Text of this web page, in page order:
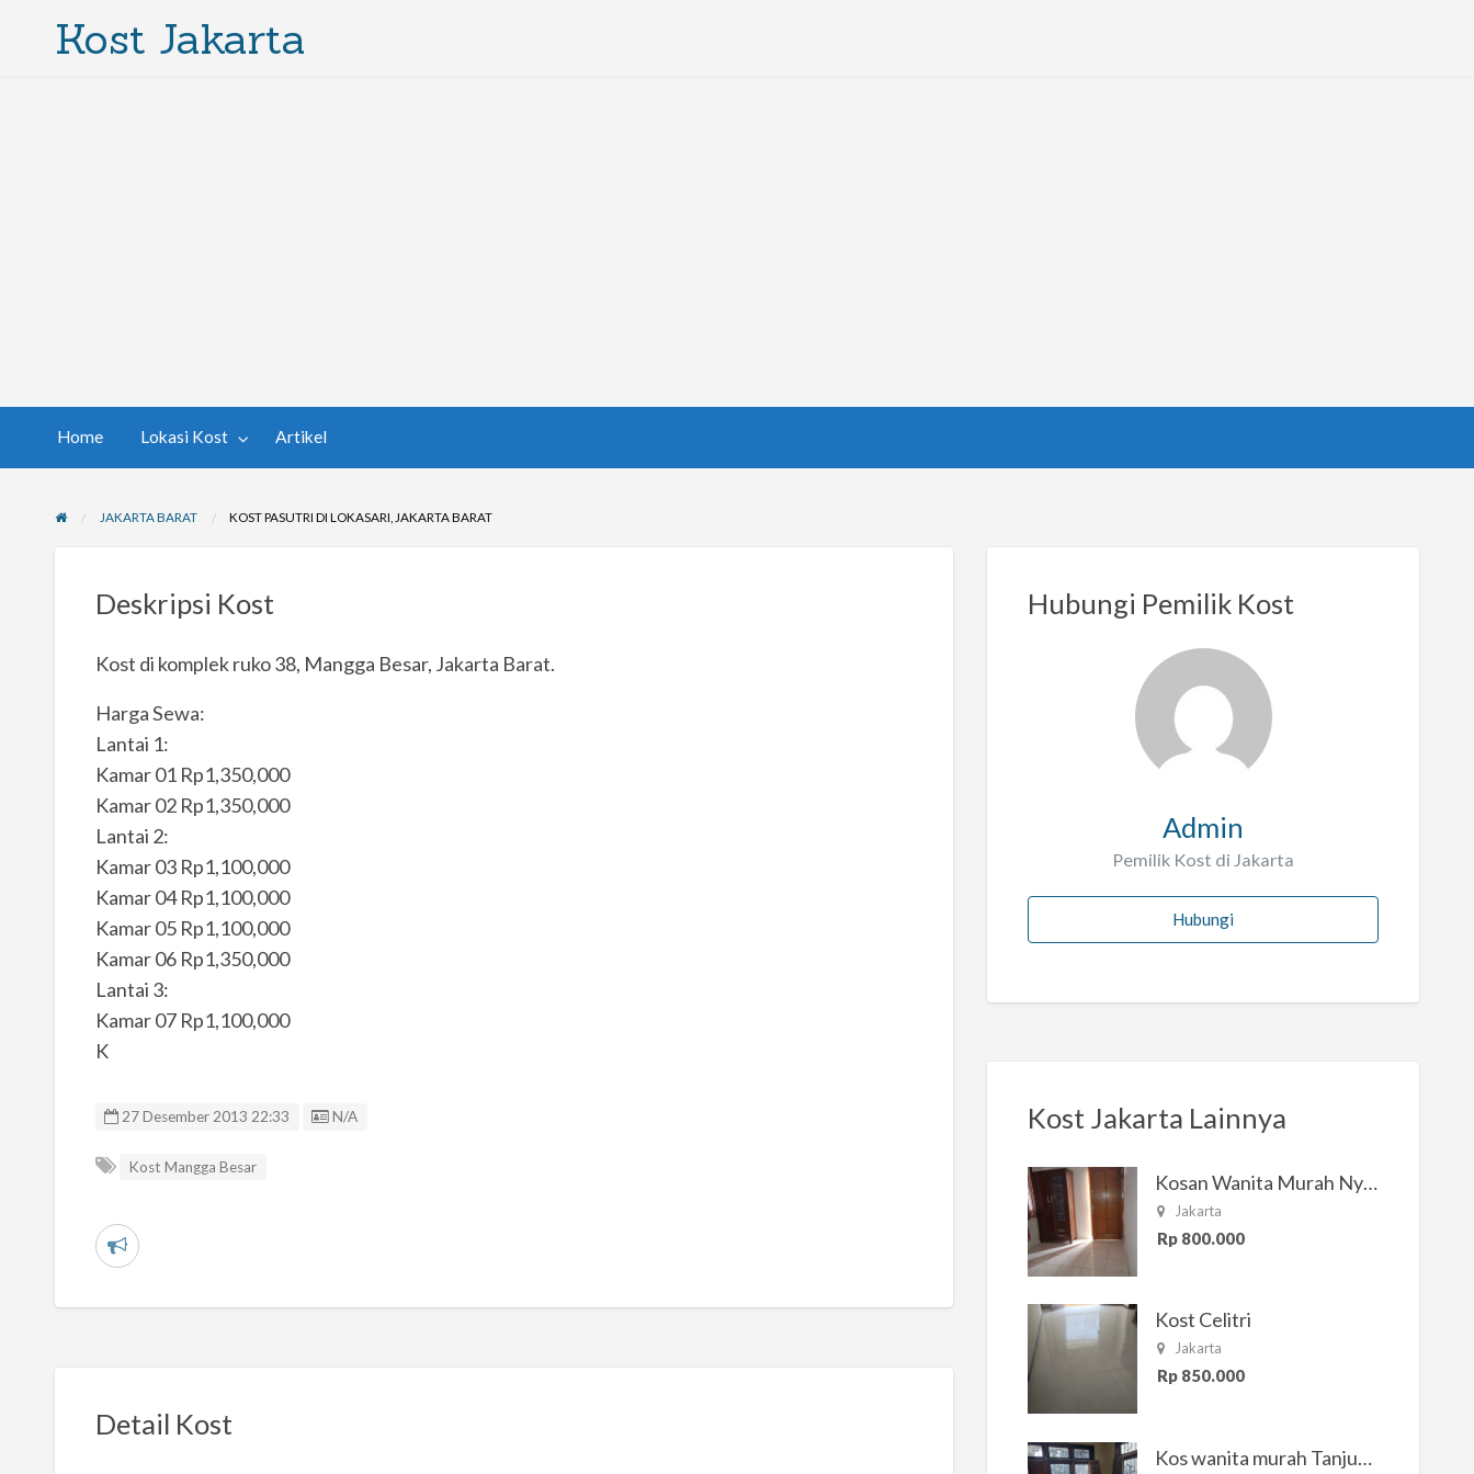
Kost Jakarta
Home Lokasi Kost Artikel
JAKARTA BARAT KOST PASUTRI DI LOKASARI, JAKARTA BARAT
Deskripsi Kost
Kost di komplek ruko 38, Mangga Besar, Jakarta Barat.
Harga Sewa:
Lantai 1:
Kamar 01 Rp1,350,000
Kamar 02 Rp1,350,000
Lantai 2:
Kamar 03 Rp1,100,000
Kamar 04 Rp1,100,000
Kamar 05 Rp1,100,000
Kamar 06 Rp1,350,000
Lantai 3:
Kamar 07 Rp1,100,000
K
27 Desember 2013 22:33 Listing ID
N/A
Kost Mangga Besar
L
a
Detail Kost
Hubungi Pemilik Kost
Admin
Pemilik Kost di Jakarta
Hubungi
Kost Jakarta Lainnya
Kosan Wanita Murah Nyaman di Jakarta Selatan
Jakarta
Rp 800.000
Kost Celitri
Jakarta
Rp 850.000
Kos wanita murah Tanjung Duren Jakarta Barat